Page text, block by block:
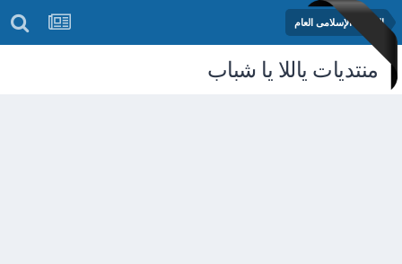
المنتدى الإسلامى العام
منتديات ياللا يا شباب